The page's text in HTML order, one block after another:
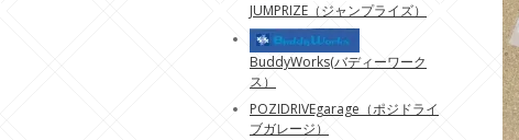
JUMPRIZE（ジャンプライズ）
BuddyWorks(バディーワーク
ス）
POZIDRIVEgarage（ポジドライ
ブガレージ）